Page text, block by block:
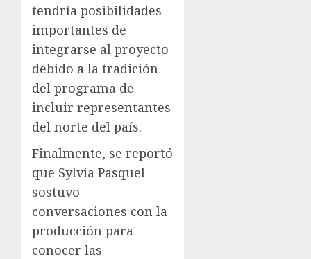
tendría posibilidades
importantes de
integrarse al proyecto
debido a la tradición
del programa de
incluir representantes
del norte del país.
Finalmente, se reportó
que Sylvia Pasquel
sostuvo
conversaciones con la
producción para
conocer las